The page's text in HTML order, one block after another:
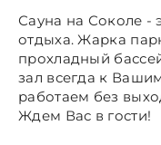
Сауна на Соколе -
отдыха. Жарка
прохладный
зал всегда к
работаем без
Ждем Вас в гости!